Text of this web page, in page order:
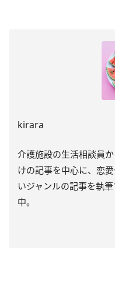
kirara
介護施設の生活相談員
けの記事を中心に、恋
いジャンルの記事を執
中。